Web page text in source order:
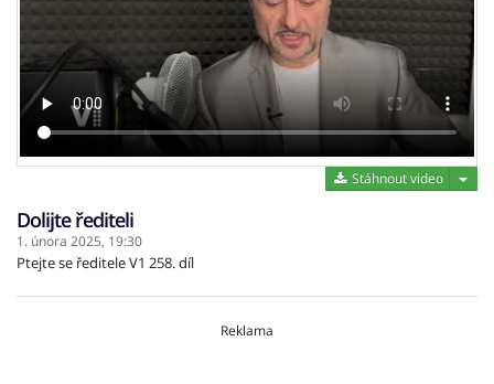
Stáhnout video
Dolijte řediteli
1. února 2025, 19:30
Ptejte se ředitele V1 258. díl
Reklama